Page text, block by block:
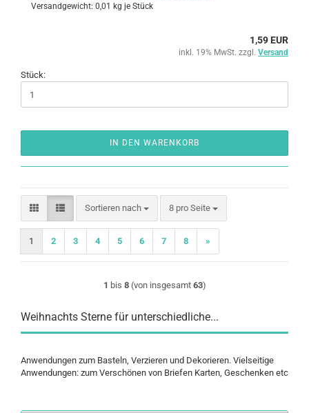
Versandgewicht: 0,01 kg je Stück
1,59 EUR
inkl. 19% MwSt. zzgl. Versand
Stück:
IN DEN WARENKORB
Sortieren nach
Sortieren nach 8 pro Seite
pro Seite
1 2 3 4 5 6 7 8 »
1 bis 8(von insgesamt 63)
Weihnachts Sterne für unterschiedliche...
Anwendungen zum Basteln, Verzieren und Dekorieren. Vielseitige
Anwendungen: zum Verschönen von Briefen Karten, Geschenken etc